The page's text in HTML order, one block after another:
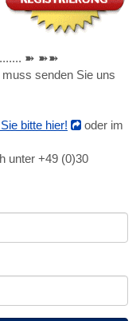
➽ ➽➽
senden Sie uns
bitte hier!
oder im
unter +49 (0)30